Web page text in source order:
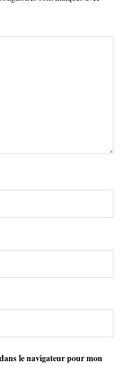
le navigateur pour mon